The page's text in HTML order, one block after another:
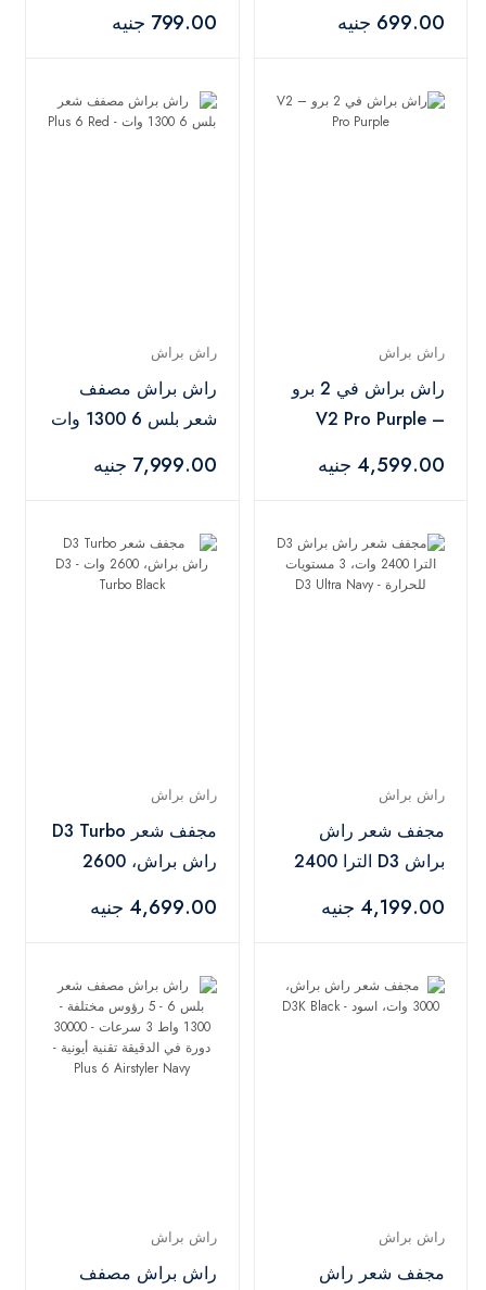
699.00 جنيه 799.00 جنيه
راش براش
راش براش في 2 برو
– V2 Pro Purple
4,599.00 جنيه
راش براش
راش براش مصفف
شعر بلس 6 1300 وات
7,999.00 جنيه
راش براش
مجفف شعر راش
براش D3 الترا 2400
للحرارة - D3 Ultra
4,199.00 جنيه
راش براش
مجفف شعر D3 Turbo
راش براش، 2600
4,699.00 جنيه
راش براش
مجفف شعر راش
راش براش
راش براش مصفف